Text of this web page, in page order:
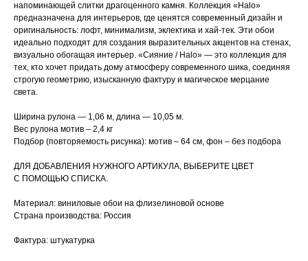
напоминающей слитки драгоценного камня. Коллекция «Halo»
предназначена для интерьеров, где ценятся современный дизайн и
оригинальность: лофт, минимализм, эклектика и хай-тек. Эти обои
идеально подходят для создания выразительных акцентов на стенах,
визуально обогащая интерьер. «Сияние / Halo» — это коллекция для
тех, кто хочет придать дому атмосферу современного шика, соединяя
строгую геометрию, изысканную фактуру и магическое мерцание
света.
Ширина рулона — 1,06 м, длина — 10,05 м.
Вес рулона мотив – 2,4 кг
Подбор (повторяемость рисунка): мотив – 64 см, фон – без подбора
ДЛЯ ДОБАВЛЕНИЯ НУЖНОГО АРТИКУЛА, ВЫБЕРИТЕ ЦВЕТ
С ПОМОЩЬЮ СПИСКА.
Материал: виниловые обои на флизелиновой основе
Страна производства: Россия
Фактура: штукатурка